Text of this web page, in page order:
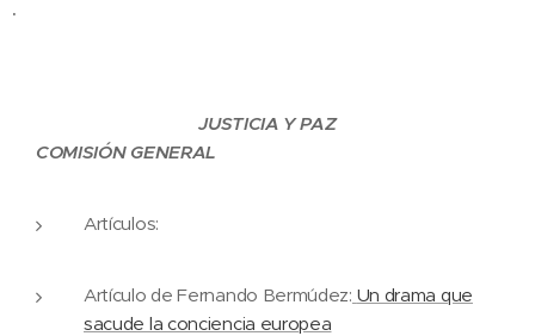
.
JUSTICIA Y PAZ
COMISIÓN GENERAL
Artículos:
Artículo de Fernando Bermúdez: Un drama que
sacude la conciencia europea